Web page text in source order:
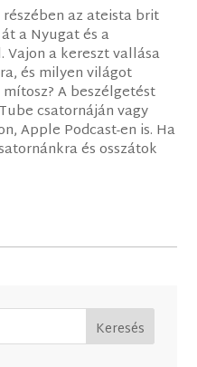
az ateista brit
a Nyugat és a
Vajon a kereszt vallása
és milyen világot
A beszélgetést
csatornáján vagy
Apple Podcast-en is. Ha
és osszátok